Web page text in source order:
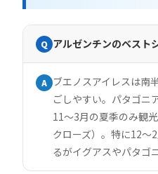
Q アルゼンチンのベスト
A ブエノスアイレスは南
ごしやすい。パタゴニ
11〜3月の夏季のみ観
クローズ）。特に12〜
るがイグアスやパタゴ